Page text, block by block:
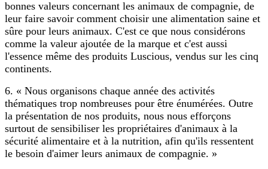
bonnes valeurs concernant les animaux de compagnie, de
leur faire savoir comment choisir une alimentation saine et
sûre pour leurs animaux. C'est ce que nous considérons
comme la valeur ajoutée de la marque et c'est aussi
l'essence même des produits Luscious, vendus sur les cinq
continents.
6. « Nous organisons chaque année des activités
thématiques trop nombreuses pour être énumérées. Outre
la présentation de nos produits, nous nous efforçons
surtout de sensibiliser les propriétaires d'animaux à la
sécurité alimentaire et à la nutrition, afin qu'ils ressentent
le besoin d'aimer leurs animaux de compagnie. »